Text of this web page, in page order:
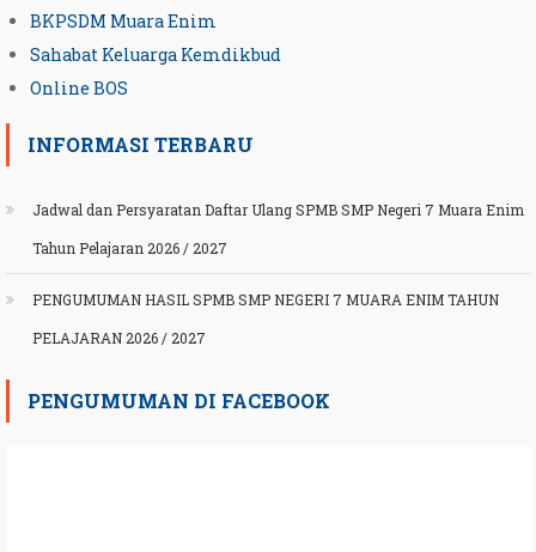
BKPSDM Muara Enim
Sahabat Keluarga Kemdikbud
Online BOS
INFORMASI TERBARU
Jadwal dan Persyaratan Daftar Ulang SPMB SMP Negeri 7 Muara Enim
Tahun Pelajaran 2026 / 2027
PENGUMUMAN HASIL SPMB SMP NEGERI 7 MUARA ENIM TAHUN
PELAJARAN 2026 / 2027
PENGUMUMAN DI FACEBOOK